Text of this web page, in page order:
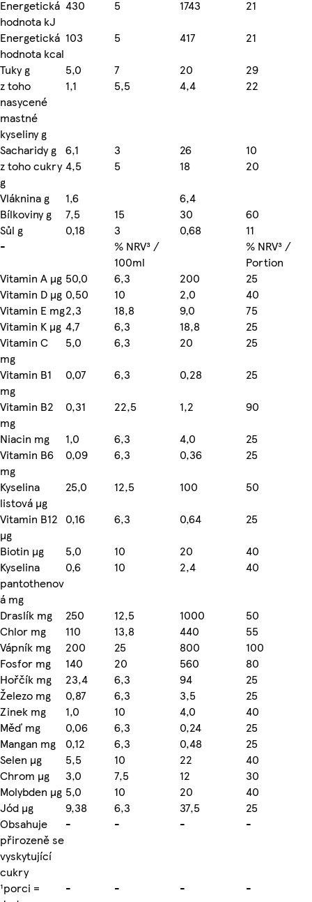
Energetická
hodnota kJ
430 5 1743
21
Energetická
hodnota kcal
103 5 417
21
Tuky g
5,0 7 20
29
z toho
nasycené
mastné
kyseliny g
1,1 5,5 4,4 22
Sacharidy g 6,1 3 26
10
z toho cukry
g
4,5 5 18
20
Vláknina g
1,6
6,4
Bílkoviny g
7,5 15 30
60
Sůl g
0,18 3 0,68
11
-
% NRV³ /
100ml
% NRV³ /
Portion
Vitamin A µg 50,0 6,3 200
25
Vitamin D µg 0,50 10 2,0
40
Vitamin E mg2,3 18,8 9,0
75
Vitamin K µg 4,7 6,3 18,8
25
Vitamin C
mg
5,0 6,3 20
25
Vitamin B1
mg
0,07 6,3 0,28
25
Vitamin B2
mg
0,31 22,5 1,2
90
Niacin mg
1,0 6,3 4,0
25
Vitamin B6
mg
0,09 6,3 0,36
25
Kyselina
listová µg
25,0 12,5 100
50
Vitamin B12
µg
0,16 6,3 0,64
25
Biotin µg
5,0 10 20
40
Kyselina
pantothenov
á mg
0,6 10 2,4 40
Draslík mg 250 12,5 1000
50
Chlor mg
110 13,8 440
55
Vápník mg
200 25 800
100
Fosfor mg
140 20 560
80
Hořčík mg
23,4 6,3 94
25
Železo mg
0,87 6,3 3,5
25
Zinek mg
1,0 10 4,0
40
Měď mg
0,06 6,3 0,24
25
Mangan mg
0,12 6,3 0,48
25
Selen µg
5,5 10 22
40
Chrom µg
3,0 7,5 12
30
Molybden µg 5,0 10 20
40
Jód µg
9,38 6,3 37,5
25
Obsahuje
přirozeně se
vyskytující
cukry
- - - -
¹porci =
- - - -